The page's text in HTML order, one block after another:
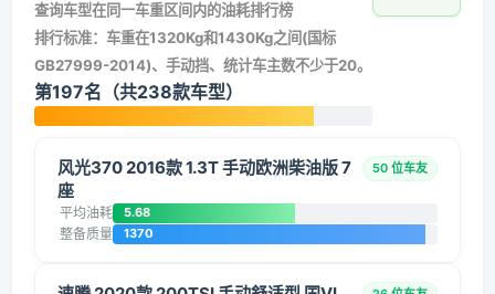
查询车型在同一车重区间内的油耗排行榜
排行标准：车重在1320Kg和1430Kg之间(国标
GB27999-2014)、手动挡、统计车主数不少于20。
第197名（共238款车型）
风光370 2016款 1.3T 手动欧洲柴油版 7
座
50 位车友
平均油耗 5.68
整备质量 1370